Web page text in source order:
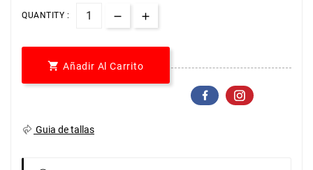
QUANTITY :
 Añadir Al Carrito
Guia de tallas